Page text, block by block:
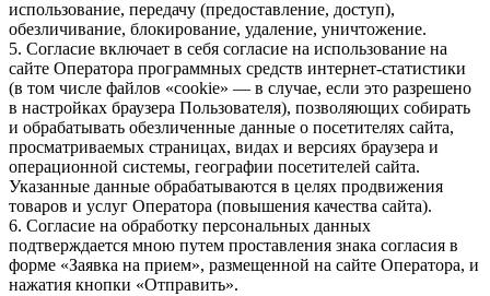
использование, передачу (предоставление, доступ),
обезличивание, блокирование, удаление, уничтожение.
5. Согласие включает в себя согласие на использование на
сайте Оператора программных средств интернет-статистики
(в том числе файлов «cookie» — в случае, если это разрешено
в настройках браузера Пользователя), позволяющих собирать
и обрабатывать обезличенные данные о посетителях сайта,
просматриваемых страницах, видах и версиях браузера и
операционной системы, географии посетителей сайта.
Указанные данные обрабатываются в целях продвижения
товаров и услуг Оператора (повышения качества сайта).
6. Согласие на обработку персональных данных
подтверждается мною путем проставления знака согласия в
форме «Заявка на прием», размещенной на сайте Оператора, и
нажатия кнопки «Отправить».